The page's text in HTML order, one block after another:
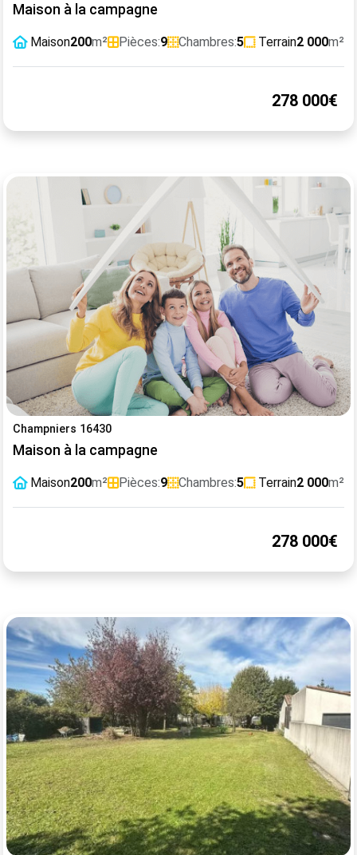
Maison à la campagne
Maison200m² Pièces:9 Chambres:5 Terrain2 000m²
278 000€
Champniers 16430
Maison à la campagne
Maison200m² Pièces:9 Chambres:5 Terrain2 000m²
278 000€